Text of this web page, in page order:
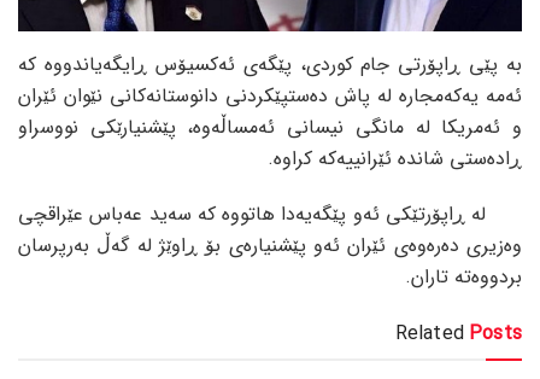
بە پێی ڕاپۆرتی جام کوردی، پێگەی ئەکسیۆس ڕایگەیاندووە کە
ئەمە یەکەمجارە لە پاش دەستپێکردنی دانوستانەکانی نێوان ئێران
و ئەمریکا لە مانگی نیسانی ئەمساڵەوە، پێشنیارێکی نووسراو
ڕادەستی شاندە ئێرانییەکە کراوە.
لە ڕاپۆرتێکی ئەو پێگەیەدا هاتووە کە سەید عەباس عێراقچی
وەزیری دەرەوەی ئێران ئەو پێشنیارەی بۆ ڕاوێژ لە گەڵ بەرپرسان
بردووەتە تاران.
Related Posts